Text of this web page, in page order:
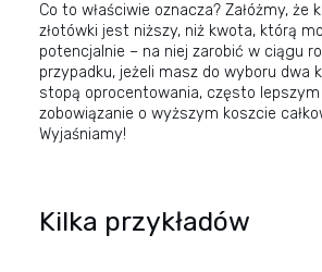
Co to właściwie oznacza? Załóżmy, że
złotówki jest niższy, niż kwota, którą
potencjalnie – na niej zarobić w ciągu
przypadku, jeżeli masz do wyboru dwa
stopą oprocentowania, często
zobowiązanie o wyższym koszcie
Wyjaśniamy!
Kilka przykładów